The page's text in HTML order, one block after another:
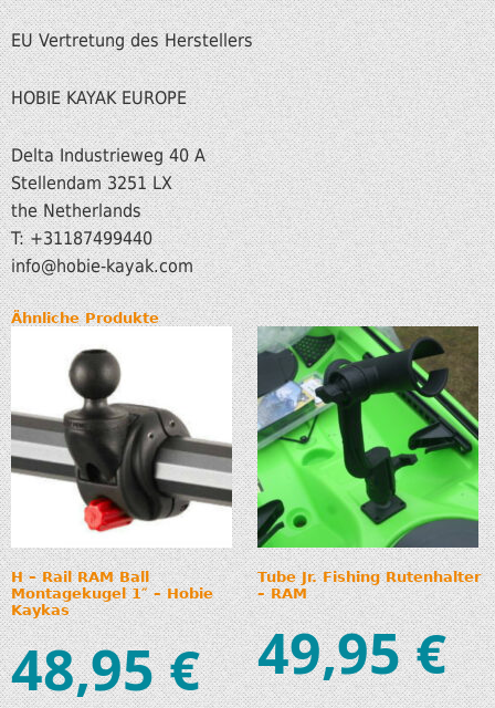
EU Vertretung des Herstellers
HOBIE KAYAK EUROPE
Delta Industrieweg 40 A
Stellendam 3251 LX
the Netherlands
T: +31187499440
info@hobie-kayak.com
Ähnliche Produkte
H – Rail RAM Ball
Montagekugel 1″ – Hobie
Kaykas
48,95€
Tube Jr. Fishing Rutenhalter
– RAM
49,95€